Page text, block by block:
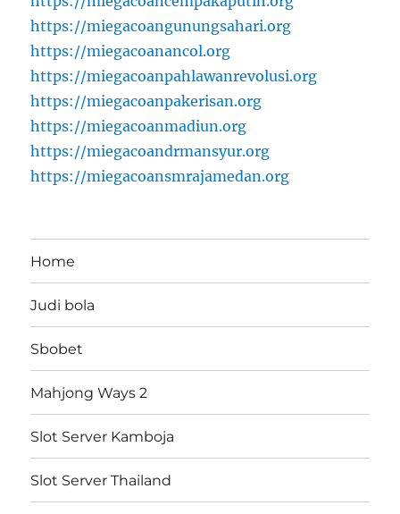
https://miegacoangunungsahari.org
https://miegacoanancol.org
https://miegacoanpahlawanrevolusi.org
https://miegacoanpakerisan.org
https://miegacoanmadiun.org
https://miegacoandrmansyur.org
https://miegacoansmrajamedan.org
Home
Judi bola
Sbobet
Mahjong Ways 2
Slot Server Kamboja
Slot Server Thailand